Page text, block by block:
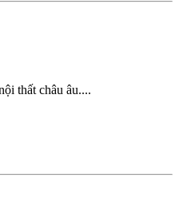
thất châu âu....